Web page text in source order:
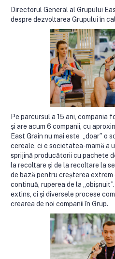
Directorul General al Grupului
despre dezvoltarea Grupului în
Pe parcursul a 15 ani, compania
și are acum 6 companii, cu
East Grain nu mai este „doar” o
cereale, ci e societatea-mamă a
sprijină producătorii cu pachete
la recoltare și de la recoltare la
de bază pentru creșterea extrem
continuă, ruperea de la
extins, ci și diversele procese
crearea de noi companii în Grup.